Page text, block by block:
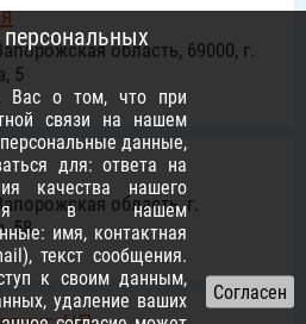
область, 69000, г.
5
область, г.
58
Вас о том, что при
связи на нашем
данные,
для: ответа на
качества нашего
в нашем
имя, контактная
текст сообщения.
к своим данным,
удаление ваших